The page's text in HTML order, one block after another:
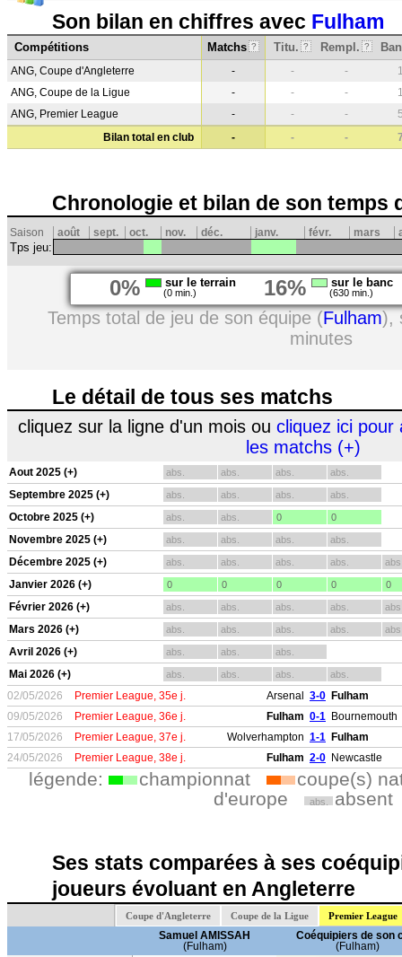
Son bilan en chiffres avec Fulham
Compétitions Matchs ? Titu. ? Rempl. ?
ANG, Coupe d'Angleterre - - -
ANG, Coupe de la Ligue
- - -
ANG, Premier League
- - -
Bilan total en club
- - -
Chronologie et bilan de son temps
Saison août sept. oct. nov. déc. janv. févr. mars
Tps jeu:
0% sur le terrain
(0 min.) 16% sur le banc
(630 min.)
Temps total de jeu de son équipe (Fulham),
minutes
Le détail de tous ses matchs
cliquez sur la ligne d'un mois ou cliquez ici pour
les matchs (+)
Aout 2025 (+) abs. abs. abs. abs.
Septembre 2025 (+) abs. abs. abs. abs.
Octobre 2025 (+) abs. abs. 0 0
Novembre 2025 (+) abs. abs. abs. abs.
Décembre 2025 (+) abs. abs. abs. abs.
Janvier 2026 (+) 0 0 0 0 0
Février 2026 (+) abs. abs. abs. abs.
Mars 2026 (+) abs. abs. abs. abs.
Avril 2026 (+) abs. abs. abs.
Mai 2026 (+) abs. abs. abs. abs.
02/05/2026 Premier League, 35e j. Arsenal 3-0 Fulham
09/05/2026
Premier League, 36e j. Fulham 0-1 Bournemouth
17/05/2026
Premier League, 37e j. Wolverhampton 1-1 Fulham
24/05/2026
Premier League, 38e j. Fulham 2-0 Newcastle
légende: championnat
coupe(s)
d'europe
abs. absent
Ses stats comparées à ses
joueurs évoluant en Angleterre
Coupe d'Angleterre Coupe de la Ligue Premier League
Samuel AMISSAH
(Fulham)
Coéquipiers de son
(Fulham)